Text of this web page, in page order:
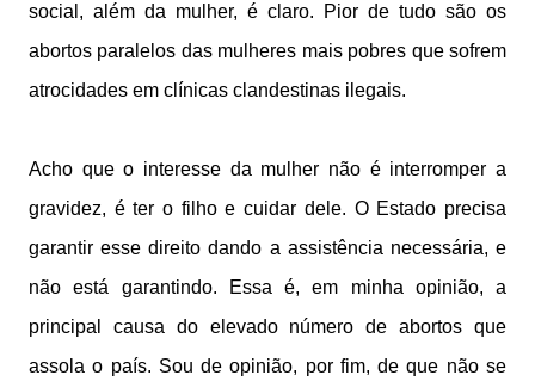
social, além da mulher, é claro. Pior de tudo são os
abortos paralelos das mulheres mais pobres que sofrem
atrocidades em clínicas clandestinas ilegais.
Acho que o interesse da mulher não é interromper a
gravidez, é ter o filho e cuidar dele. O Estado precisa
garantir esse direito dando a assistência necessária, e
não está garantindo. Essa é, em minha opinião, a
principal causa do elevado número de abortos que
assola o país. Sou de opinião, por fim, de que não se